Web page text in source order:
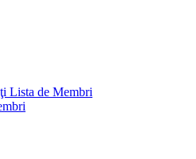
Lista de Membri